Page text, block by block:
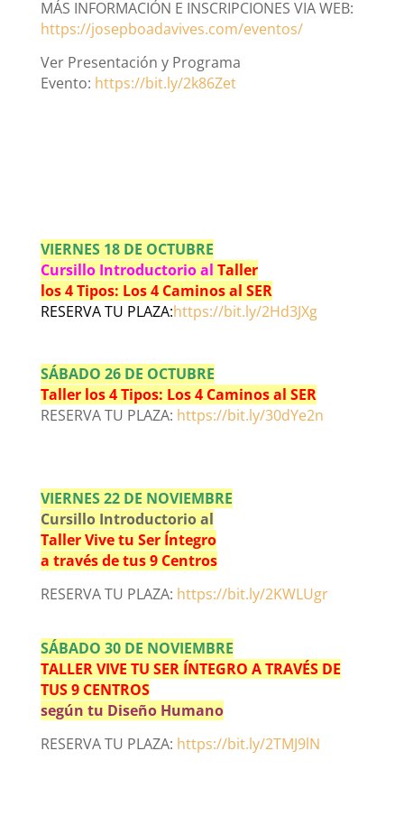
MÁS INFORMACIÓN E INSCRIPCIONES VIA WEB:
https://josepboadavives.com/eventos/
Ver Presentación y Programa
Evento: https://bit.ly/2k86Zet
VIERNES 18 DE OCTUBRE
Cursillo Introductorio al Taller
los 4 Tipos: Los 4 Caminos al SER
RESERVA TU PLAZA:https://bit.ly/2Hd3JXg
SÁBADO 26 DE OCTUBRE
Taller los 4 Tipos: Los 4 Caminos al SER
RESERVA TU PLAZA: https://bit.ly/30dYe2n
VIERNES 22 DE NOVIEMBRE
Cursillo Introductorio al
Taller Vive tu Ser Íntegro
a través de tus 9 Centros
RESERVA TU PLAZA: https://bit.ly/2KWLUgr
SÁBADO 30 DE NOVIEMBRE
TALLER VIVE TU SER ÍNTEGRO A TRAVÉS DE
TUS 9 CENTROS
según tu Diseño Humano
RESERVA TU PLAZA: https://bit.ly/2TMJ9lN